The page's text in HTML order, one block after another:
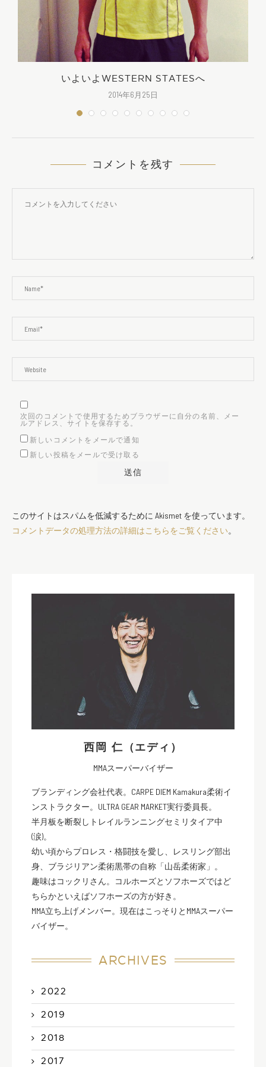
いよいよWESTERN STATESへ
2014年6月25日
コメントを残す
次回のコメントで使用するためブラウザーに自分の名前、メー
ルアドレス、サイトを保存する。
新しいコメントをメールで通知
新しい投稿をメールで受け取る
このサイトはスパムを低減するために Akismet を使っています。
コメントデータの処理方法の詳細はこちらをご覧ください。
西岡 仁（エディ）
MMAスーパーバイザー
ブランディング会社代表。CARPE DIEM Kamakura柔術イ
ンストラクター。ULTRA GEAR MARKET実行委員長。
半月板を断裂しトレイルランニングセミリタイア中
(涙)。
幼い頃からプロレス・格闘技を愛し、レスリング部出
身、ブラジリアン柔術黒帯の自称「山岳柔術家」。
趣味はコックリさん。コルホーズとソフホーズではど
ちらかといえばソフホーズの方が好き。
MMA立ち上げメンバー。現在はこっそりとMMAスーパー
バイザー。
ARCHIVES
2022
2019
2018
2017